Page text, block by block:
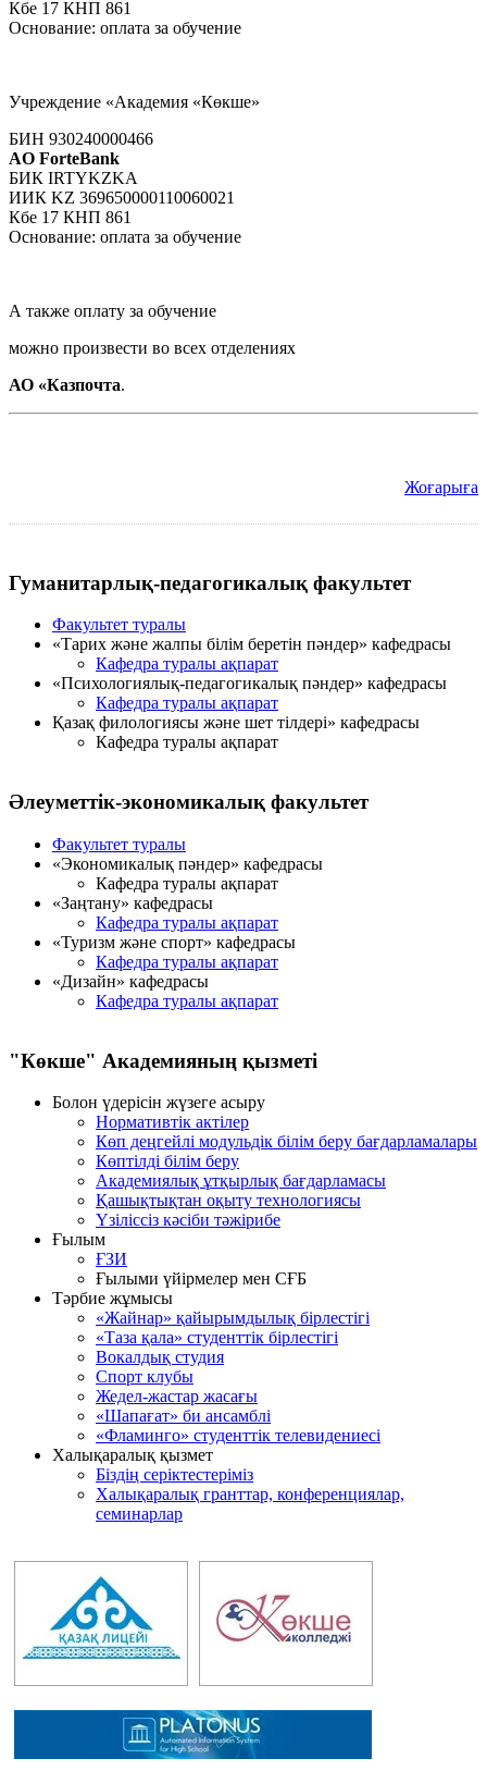
Кбе 17 КНП 861
Основание: оплата за обучение
Учреждение «Академия «Көкше»
БИН 930240000466
AO ForteBank
БИК IRTYKZKA
ИИК KZ 369650000110060021
Кбе 17 КНП 861
Основание: оплата за обучение
А также оплату за обучение
можно произвести во всех отделениях
АО «Казпочта.
Жоғарыға
Гуманитарлық-педагогикалық факультет
Факультет туралы
«Тарих және жалпы білім беретін пәндер» кафедрасы
Кафедра туралы ақпарат
«Психологиялық-педагогикалық пәндер» кафедрасы
Кафедра туралы ақпарат
Қазақ филологиясы және шет тілдері» кафедрасы
Кафедра туралы ақпарат
Әлеуметтік-экономикалық факультет
Факультет туралы
«Экономикалық пәндер» кафедрасы
Кафедра туралы ақпарат
«Заңтану» кафедрасы
Кафедра туралы ақпарат
«Туризм және спорт» кафедрасы
Кафедра туралы ақпарат
«Дизайн» кафедрасы
Кафедра туралы ақпарат
"Көкше" Академияның қызметi
Болон үдерісін жүзеге асыру
Нормативтік актілер
Көп деңгейлі модульдік білім беру бағдарламалары
Көптілді білім беру
Академиялық ұтқырлық бағдарламасы
Қашықтықтан оқыту технологиясы
Үзіліссіз кәсіби тәжірибе
Ғылым
ҒЗИ
Ғылыми үйірмелер мен СҒБ
Тәрбие жұмысы
«Жайнар» қайырымдылық бірлестігі
«Таза қала» студенттік бірлестігі
Вокалдық студия
Спорт клубы
Жедел-жастар жасағы
«Шапағат» би ансамблі
«Фламинго» студенттік телевидениесі
Халықаралық қызмет
Біздің серіктестеріміз
Халықаралық гранттар, конференциялар,
семинарлар